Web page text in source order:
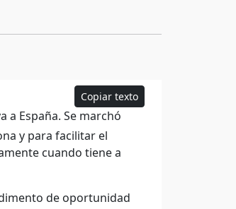
Copiar texto
a España. Se marchó
y para facilitar el
cuando tiene a
de oportunidad